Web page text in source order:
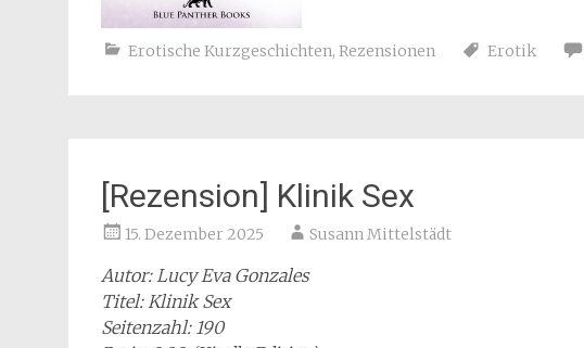
Erotische Kurzgeschichten, Rezensionen Erotik
[Rezension] Klinik Sex
15. Dezember 2025 Susann Mittelstädt
Autor: Lucy Eva Gonzales
Titel: Klinik Sex
Seitenzahl: 190